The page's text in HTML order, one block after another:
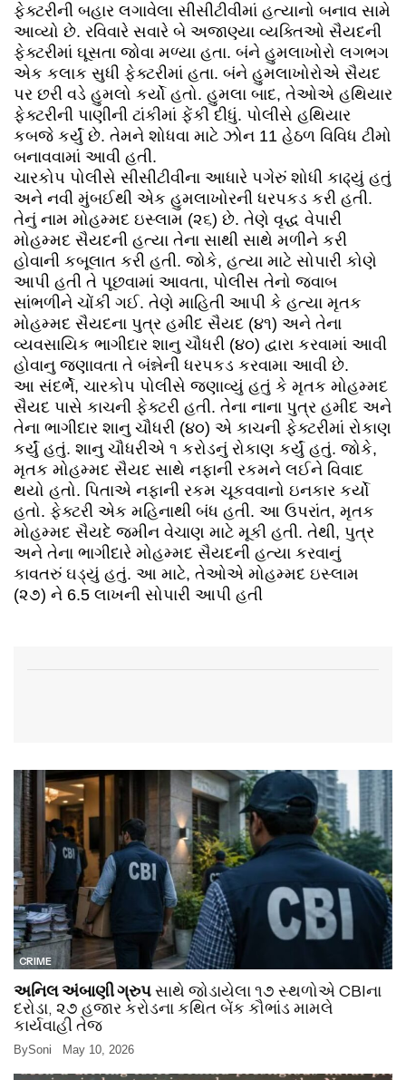
ફેક્ટરીની બહાર લગાવેલા સીસીટીવીમાં હત્યાનો બનાવ સામે
આવ્યો છે. રવિવારે સવારે બે અજાણ્યા વ્યક્તિઓ સૈયદની
ફેક્ટરીમાં ઘૂસતા જોવા મળ્યા હતા. બંને હુમલાખોરો લગભગ
એક કલાક સુધી ફેક્ટરીમાં હતા. બંને હુમલાખોરોએ સૈયદ
પર છરી વડે હુમલો કર્યો હતો. હુમલા બાદ, તેઓએ હથિયાર
ફેક્ટરીની પાણીની ટાંકીમાં ફેંકી દીધું. પોલીસે હથિયાર
કબજે કર્યું છે. તેમને શોધવા માટે ઝોન 11 હેઠળ વિવિધ ટીમો
બનાવવામાં આવી હતી.
ચારકોપ પોલીસે સીસીટીવીના આધારે પગેરું શોધી કાઢ્યું હતું
અને નવી મુંબઈથી એક હુમલાખોરની ધરપકડ કરી હતી.
તેનું નામ મોહમ્મદ ઇસ્લામ (૨૬) છે. તેણે વૃદ્ધ વેપારી
મોહમ્મદ સૈયદની હત્યા તેના સાથી સાથે મળીને કરી
હોવાની કબૂલાત કરી હતી. જોકે, હત્યા માટે સોપારી કોણે
આપી હતી તે પૂછવામાં આવતા, પોલીસ તેનો જવાબ
સાંભળીને ચોંકી ગઈ. તેણે માહિતી આપી કે હત્યા મૃતક
મોહમ્મદ સૈયદના પુત્ર હમીદ સૈયદ (૪૧) અને તેના
વ્યવસાયિક ભાગીદાર શાનુ ચૌધરી (૪૦) દ્વારા કરવામાં આવી
હોવાનુ જણાવતા તે બંન્નેની ધરપકડ કરવામા આવી છે.
આ સંદર્ભે, ચારકોપ પોલીસે જણાવ્યું હતું કે મૃતક મોહમ્મદ
સૈયદ પાસે કાચની ફેક્ટરી હતી. તેના નાના પુત્ર હમીદ અને
તેના ભાગીદાર શાનુ ચૌધરી (૪૦) એ કાચની ફેક્ટરીમાં રોકાણ
કર્યું હતું. શાનુ ચૌધરીએ ૧ કરોડનું રોકાણ કર્યું હતું. જોકે,
મૃતક મોહમ્મદ સૈયદ સાથે નફાની રકમને લઈને વિવાદ
થયો હતો. પિતાએ નફાની રકમ ચૂકવવાનો ઇનકાર કર્યો
હતો. ફેક્ટરી એક મહિનાથી બંધ હતી. આ ઉપરાંત, મૃતક
મોહમ્મદ સૈયદે જમીન વેચાણ માટે મૂકી હતી. તેથી, પુત્ર
અને તેના ભાગીદારે મોહમ્મદ સૈયદની હત્યા કરવાનું
કાવતરું ઘડ્યું હતું. આ માટે, તેઓએ મોહમ્મદ ઇસ્લામ
(૨૭) ને 6.5 લાખની સોપારી આપી હતી
CRIME
અનિલ અંબાણી ગ્રુપસાથે જોડાયેલા ૧૭ સ્થળોએ CBIના
દરોડા, ૨૭ હજાર કરોડના કથિત બેંક કૌભાંડ મામલે
કાર્યવાહી તેજ
BySoni May 10, 2026